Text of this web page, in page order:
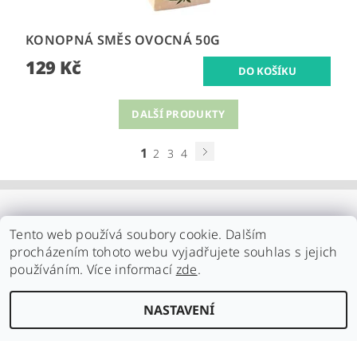
KONOPNÁ SMĚS OVOCNÁ 50G
129 Kč
DALŠÍ PRODUKTY
1 2 3 4
2026 ©Familynature.cz, všechna práva vyhrazenaUpravit nastavení cookies
Tento web používá soubory cookie. Dalším
procházením tohoto webu vyjadřujete souhlas s jejich
používáním. Více informací zde.
NASTAVENÍ